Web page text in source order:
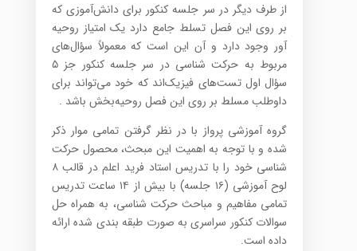
از طرف دیگر در سر جلسه کنکور برای دانش‌آموزی که
بر روی این فصل تسلط جامع دارد یک امتیاز روحیه
آور وجود دارد و آن این است که معمولاً سؤال‌های
مربوط به حرکت شناسی در سر جلسه کنکور جز ۵
سؤال اول تست‌های فیزیک‌اند که خود می‌تواند برای
داوطلب مسلط بر روی این فصل روحیه‌بخش باشد .
گروه آموزشی پرواز با در نظر گرفتن تمامی موار ذکر
شده و با توجه به اهمیت این مبحث، محصول حرکت
شناسی خود را با تدریس استاد فرید اعلم در قالب ۸
لوح آموزشی (۱۶ جلسه) با بیش از ۱۴ ساعت تدریس
تمامی مفاهیم و مباحث حرکت شناسی، به همراه حل
سوالات کنکور سراسری به صورت طبقه بندی شده ارائه
داده است.